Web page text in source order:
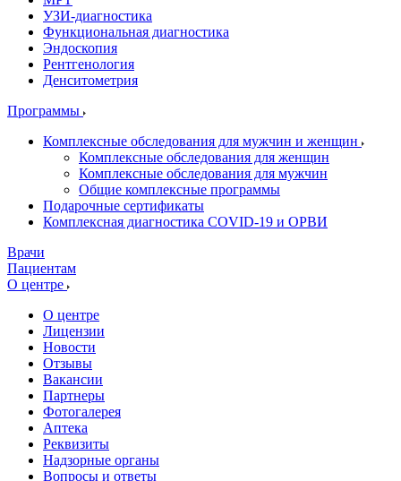
УЗИ-диагностика
Функциональная диагностика
Эндоскопия
Рентгенология
Денситометрия
Программы
Комплексные обследования для мужчин и женщин
Комплексные обследования для женщин
Комплексные обследования для мужчин
Общие комплексные программы
Подарочные сертификаты
Комплексная диагностика COVID-19 и ОРВИ
Врачи
Пациентам
О центре
О центре
Лицензии
Новости
Отзывы
Вакансии
Партнеры
Фотогалерея
Аптека
Реквизиты
Надзорные органы
Вопросы и ответы